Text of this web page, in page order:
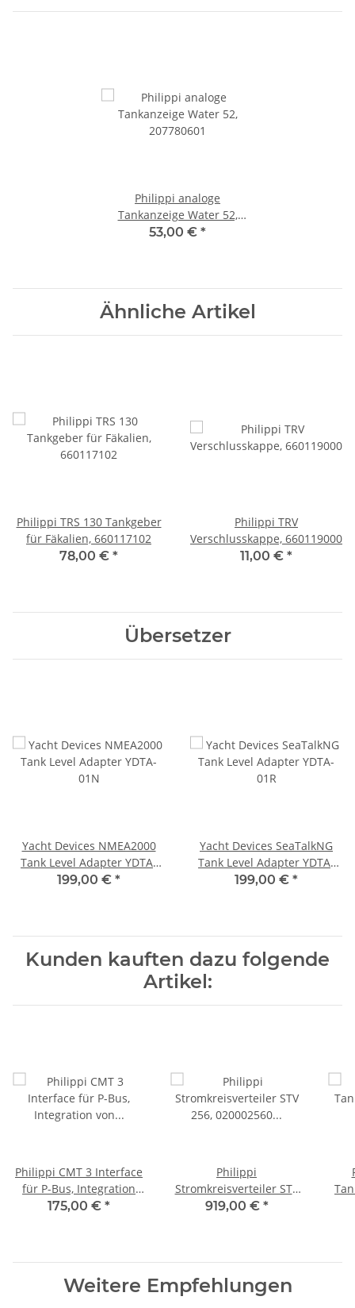
Philippi analoge
Tankanzeige Water 52,
207780601
53,00 € *
Ähnliche Artikel
Philippi TRS 130 Tankgeber
für Fäkalien, 660117102
78,00 € *
Philippi TRV
Verschlusskappe, 660119000
11,00 € *
Übersetzer
Yacht Devices NMEA2000
Tank Level Adapter YDTA-
01N
199,00 € *
Yacht Devices SeaTalkNG
Tank Level Adapter YDTA-
01R
199,00 € *
Kunden kauften dazu folgende
Artikel:
Philippi CMT 3 Interface
für P-Bus, Integration
von bis zu 4 Tankgebern,
175,00 € *
Philippi
Stromkreisverteiler STV
256, 020002560
919,00 € *
Weitere Empfehlungen